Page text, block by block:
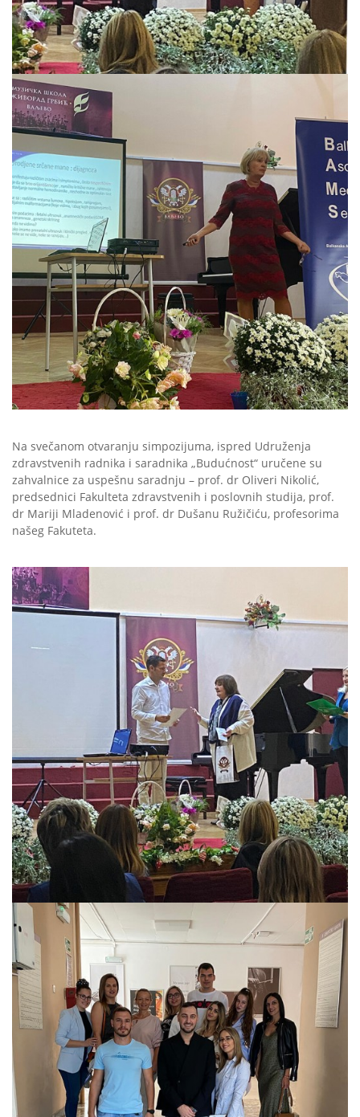
Na svečanom otvaranju simpozijuma, ispred Udruženja
zdravstvenih radnika i saradnika „Budućnost“ uručene su
zahvalnice za uspešnu saradnju – prof. dr Oliveri Nikolić,
predsednici Fakulteta zdravstvenih i poslovnih studija, prof.
dr Mariji Mladenović i prof. dr Dušanu Ružičiću, profesorima
našeg Fakuteta.